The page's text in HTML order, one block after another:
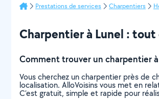
Prestations de services Charpentiers
Charpentier à Lunel : tout
Comment trouver un charpentier à
Vous cherchez un charpentier près de
localisation. AlloVoisins vous met en
C’est gratuit, simple et rapide pour